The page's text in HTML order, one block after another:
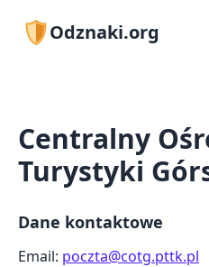
Odznaki.org
Centralny
Turystyki
Dane kontaktowe
Email: poczta@cotg.pttk.pl